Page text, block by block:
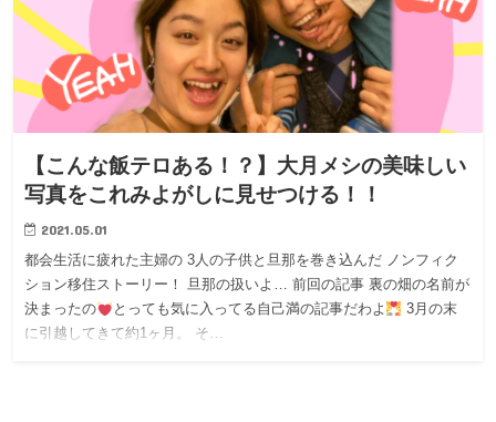
【こんな飯テロある！？】大月メシの美味しい
写真をこれみよがしに見せつける！！
2021.05.01
都会生活に疲れた主婦の 3人の子供と旦那を巻き込んだ ノンフィク
ション移住ストーリー！ 旦那の扱いよ… 前回の記事 裏の畑の名前が
決まったの
とっても気に入ってる自己満の記事だわよ
3月の末
に引越してきて約1ヶ月。 そ…